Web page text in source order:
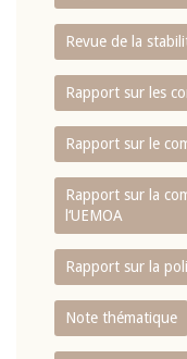
Revue de la
Rapport sur les
Rapport sur le
Rapport sur la
l‘UEMOA
Rapport sur la
Note thématique